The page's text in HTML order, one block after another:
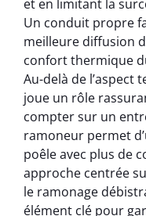
et en limitant la
Un conduit propre
meilleure diffusion
confort thermique
Au-delà de l’aspect
joue un rôle
compter sur un
ramoneur permet
poêle avec plus de
approche centrée
le ramonage
élément clé pour